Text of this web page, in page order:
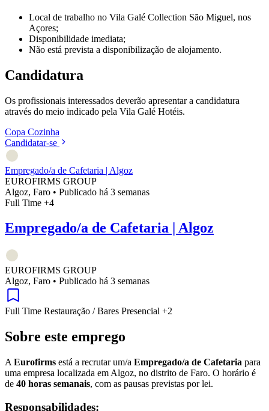
Local de trabalho no Vila Galé Collection São Miguel, nos
Açores;
Disponibilidade imediata;
Não está prevista a disponibilização de alojamento.
Candidatura
Os profissionais interessados deverão apresentar a candidatura
através do meio indicado pela Vila Galé Hotéis.
Copa Cozinha
Candidatar-se
Empregado/a de Cafetaria | Algoz
EUROFIRMS GROUP
Algoz, Faro • Publicado há 3 semanas
Full Time +4
Empregado/a de Cafetaria | Algoz
EUROFIRMS GROUP
Algoz, Faro • Publicado há 3 semanas
Full Time Restauração / Bares Presencial +2
Sobre este emprego
A Eurofirms está a recrutar um/a Empregado/a de Cafetaria para
uma empresa localizada em Algoz, no distrito de Faro. O horário é
de 40 horas semanais, com as pausas previstas por lei.
Responsabilidades: